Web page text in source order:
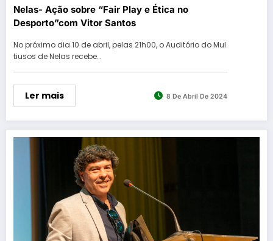
Nelas- Ação sobre “Fair Play e Ética no
Desporto”com Vitor Santos
No próximo dia 10 de abril, pelas 21h00, o Auditório do Mul
tiusos de Nelas recebe…
Ler mais 8 De Abril De 2024